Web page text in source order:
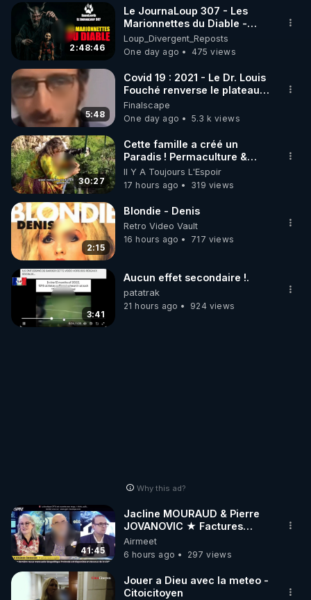
▶ 30 jours gratuit sur l’application de méditation et
de bien-être ENVOL :
Rendez-vous sur https://www.envol.app/code
le code : REGENERE
2:48:46
Le JournaLoup 307 - Les
Marionnettes du Diable -
Loup Divergent 2026.08.07
Loup_Divergent_Reposts
One day ago
475 views
5:48
Covid 19 : 2021 - Le Dr. Louis
Fouché renverse le plateau
de CNews !
Finalscape
One day ago
5.3 k views
30:27
Cette famille a créé un
Paradis ! Permaculture &
Autonomie
Il Y A Toujours L'Espoir
17 hours ago
319 views
2:15
Blondie - Denis
Retro Video Vault
16 hours ago
717 views
3:41
Aucun effet secondaire !.
patatrak
21 hours ago
924 views
Why this ad?
41:45
Jacline MOURAUD & Pierre
JOVANOVIC ★ Factures
Impayées : Où Est Passé Le
Pognon ?
Airmeet
6 hours ago
297 views
Jouer a Dieu avec la meteo -
Citoicitoyen